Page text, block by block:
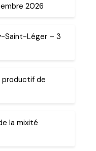
2026
Saint-Léger – 3
de
la mixité